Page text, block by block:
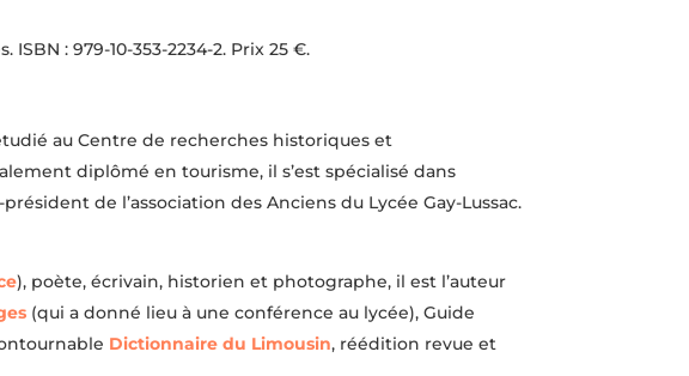
ISBN : 979-10-353-2234-2. Prix 25 €.
au Centre de recherches historiques et
diplômé en tourisme, il s’est spécialisé dans
de l’association des Anciens du Lycée Gay-Lussac.
), poète, écrivain, historien et photographe, il est l’auteur
(qui a donné lieu à une conférence au lycée), Guide
Dictionnaire du Limousin, réédition revue et